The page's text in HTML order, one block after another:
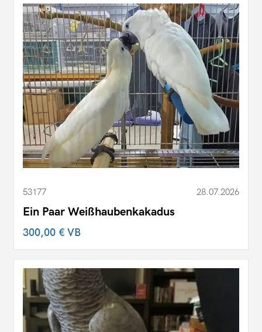
53177 28.07.2026
Ein Paar Weißhaubenkakadus
300,00 €VB